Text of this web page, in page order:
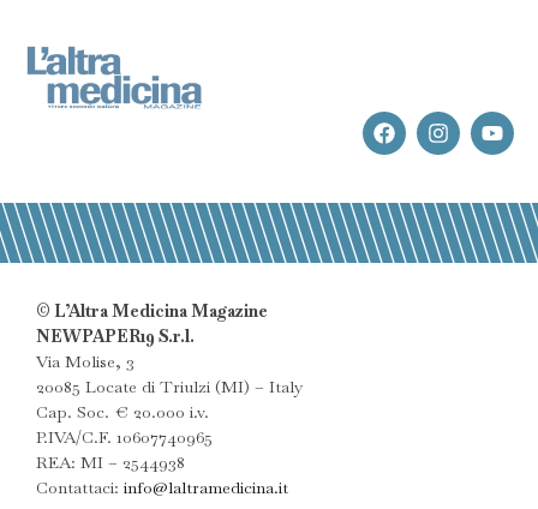
© L’Altra Medicina Magazine
NEWPAPER19 S.r.l.
Via Molise, 3
20085 Locate di Triulzi (MI) – Italy
Cap. Soc. € 20.000 i.v.
P.IVA/C.F. 10607740965
REA: MI – 2544938
Contattaci: info@laltramedicina.it